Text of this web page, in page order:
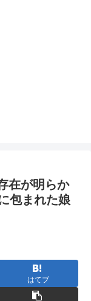
在が明らか
包まれた娘
はてブ